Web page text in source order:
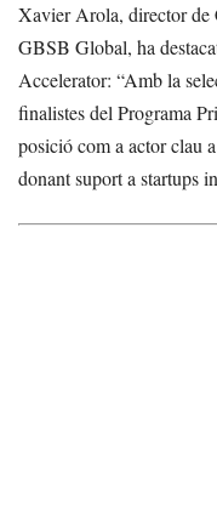
Xavier Arola, director de
GBSB Global, ha
Accelerator: “Amb la
finalistes del Programa
posició com a actor clau
donant suport a startups